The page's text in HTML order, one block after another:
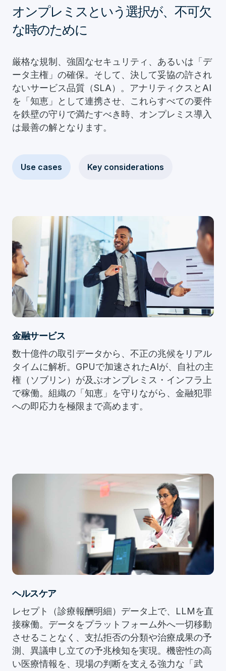
オンプレミスという選択が、不可欠
な時のために
厳格な規制、強固なセキュリティ、あるいは「デ
ータ主権」の確保。そして、決して妥協の許され
ないサービス品質（SLA）。アナリティクスとAI
を「知恵」として連携させ、これらすべての要件
を鉄壁の守りで満たすべき時、オンプレミス導入
は最善の解となります。
Use cases Key considerations
金融サービス
数十億件の取引データから、不正の兆候をリアル
タイムに解析。GPUで加速されたAIが、自社の主
権（ソブリン）が及ぶオンプレミス・インフラ上
で稼働。組織の「知恵」を守りながら、金融犯罪
への即応力を極限まで高めます。
ヘルスケア
レセプト（診療報酬明細）データ上で、LLMを直
接稼働。データをプラットフォーム外へ一切移動
させることなく、支払拒否の分類や治療成果の予
測、異議申し立ての予兆検知を実現。機密性の高
い医療情報を、現場の判断を支える強力な「武